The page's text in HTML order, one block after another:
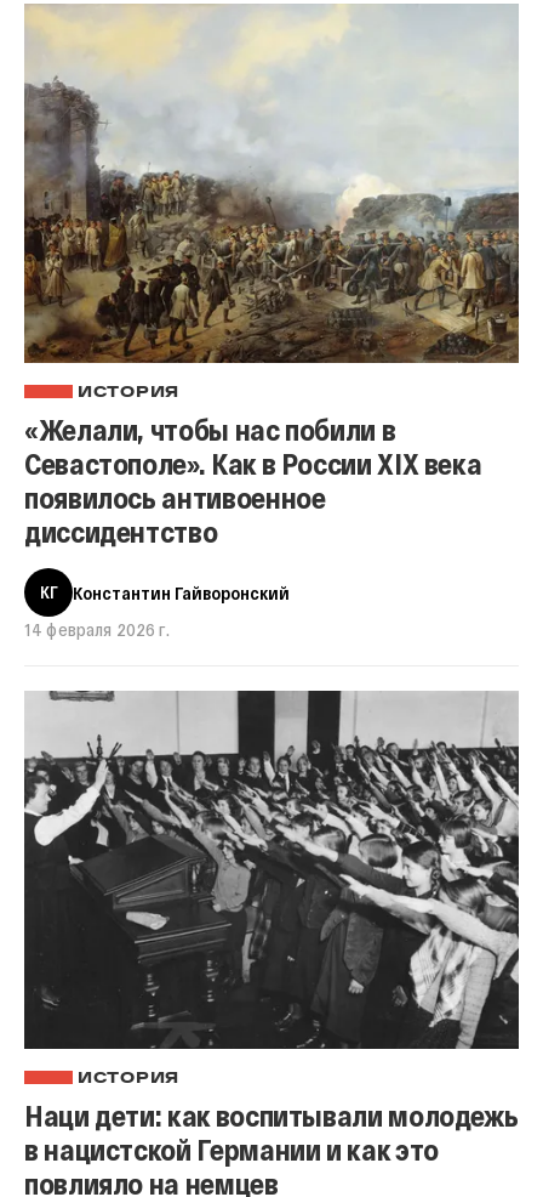
ИСТОРИЯ
«Желали, чтобы нас побили в
Севастополе». Как в России XIX века
появилось антивоенное
диссидентство
КГ
Константин Гайворонский
14 февраля 2026 г.
ИСТОРИЯ
Наци дети: как воспитывали молодежь
в нацистской Германии и как это
повлияло на немцев